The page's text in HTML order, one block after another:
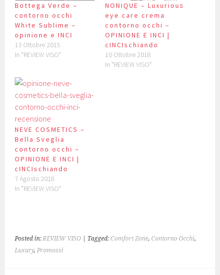
Bottega Verde –
contorno occhi
White Sublime –
opinione e INCI
13 Ottobre 2015
In "REVIEW VISO"
NONIQUE – Luxurious
eye care crema
contorno occhi –
OPINIONE E INCI |
cINCIschiando
10 Ottobre 2018
In "REVIEW VISO"
NEVE COSMETICS –
Bella Sveglia
contorno occhi –
OPINIONE E INCI |
cINCIschiando
7 Agosto 2018
In "REVIEW VISO"
Posted in: REVIEW VISO | Tagged:Comfort Zone,Contorno Occhi,
Luxury, Promossi